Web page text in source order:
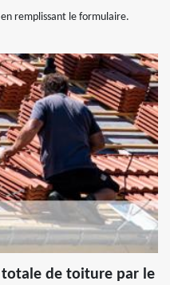
remplissant le formulaire.
de toiture par le